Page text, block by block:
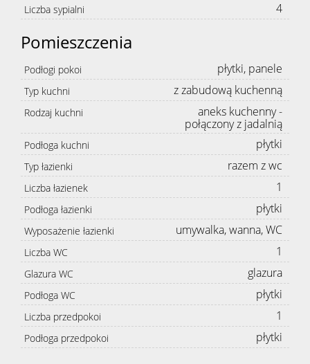
Liczba sypialni 4
Pomieszczenia
Podłogi pokoi płytki, panele
Typ kuchni z zabudową kuchenną
Rodzaj kuchni
aneks kuchenny -
połączony z jadalnią
Podłoga kuchni płytki
Typ łazienki razem z wc
Liczba łazienek 1
Podłoga łazienki płytki
Wyposażenie łazienki umywalka, wanna, WC
Liczba WC 1
Glazura WC glazura
Podłoga WC płytki
Liczba przedpokoi 1
Podłoga przedpokoi płytki